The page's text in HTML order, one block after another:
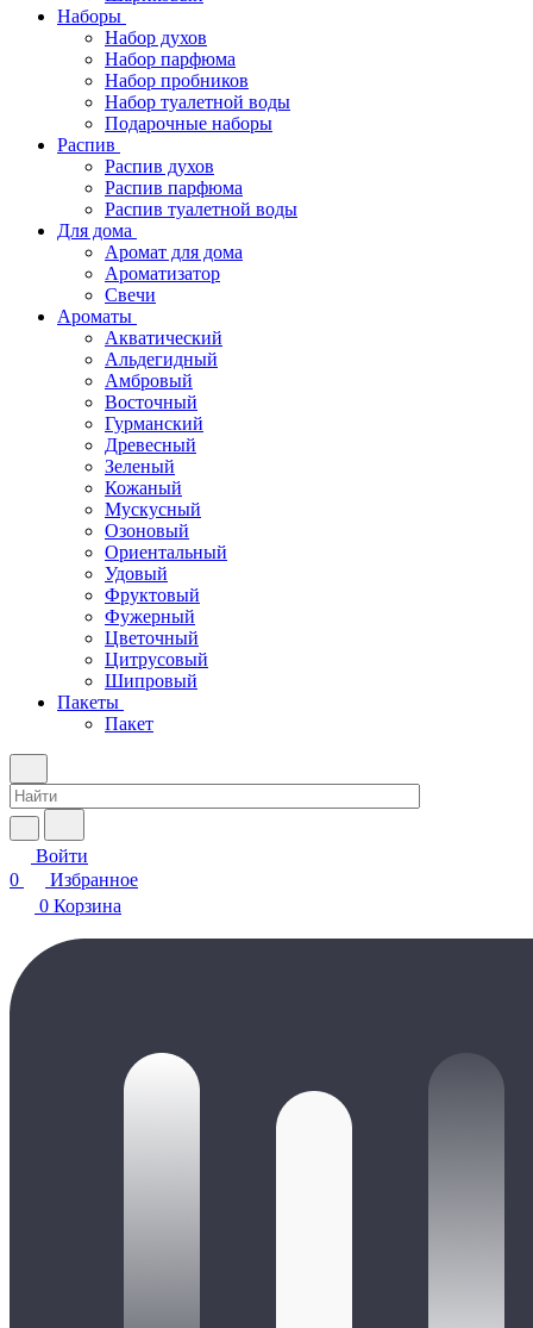
Наборы
Набор духов
Набор парфюма
Набор пробников
Набор туалетной воды
Подарочные наборы
Распив
Распив духов
Распив парфюма
Распив туалетной воды
Для дома
Аромат для дома
Ароматизатор
Свечи
Ароматы
Акватический
Альдегидный
Амбровый
Восточный
Гурманский
Древесный
Зеленый
Кожаный
Мускусный
Озоновый
Ориентальный
Удовый
Фруктовый
Фужерный
Цветочный
Цитрусовый
Шипровый
Пакеты
Пакет
Войти
0
Избранное
0 Корзина